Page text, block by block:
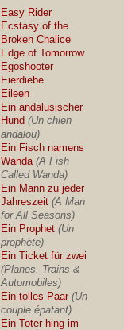
Easy Rider
Ecstasy of the
Broken Chalice
Edge of Tomorrow
Egoshooter
Eierdiebe
Eileen
Ein andalusischer
Hund (Un chien
andalou)
Ein Fisch namens
Wanda (A Fish
Called Wanda)
Ein Mann zu jeder
Jahreszeit (A Man
for All Seasons)
Ein Prophet (Un
prophète)
Ein Ticket für zwei
(Planes, Trains &
Automobiles)
Ein tolles Paar (Un
couple épatant)
Ein Toter hing im